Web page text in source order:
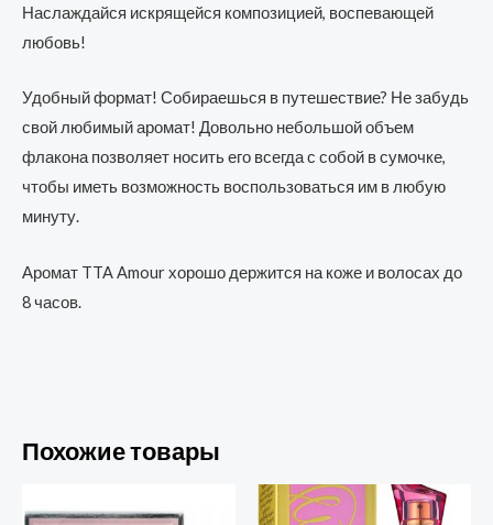
Наслаждайся искрящейся композицией, воспевающей
любовь!
Удобный формат! Собираешься в путешествие? Не забудь
свой любимый аромат! Довольно небольшой объем
флакона позволяет носить его всегда с собой в сумочке,
чтобы иметь возможность воспользоваться им в любую
минуту.
Аромат TTA Amour хорошо держится на коже и волосах до
8 часов.
Похожие товары